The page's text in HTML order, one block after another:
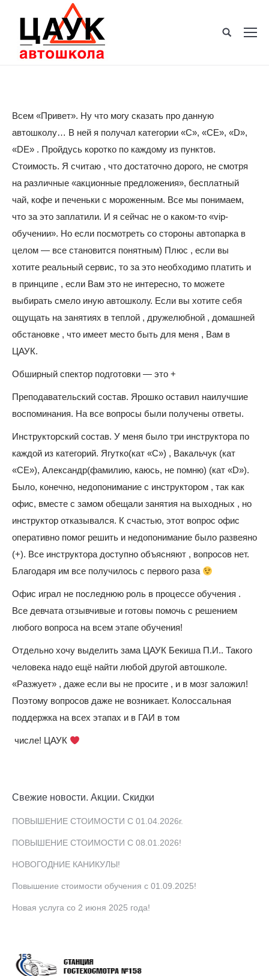
Всем «Привет». Ну что могу сказать про данную
автошколу… В ней я получал категории «С», «СЕ», «D»,
«DE» . Пройдусь коротко по каждому из пунктов.
Стоимость. Я считаю , что достаточно дорого, не смотря
на различные «акционные предложения», бесплатный
чай, кофе и печеньки с мороженным. Все мы понимаем,
что за это заплатили. И я сейчас не о каком-то «vip-
обучении». Но если посмотреть со стороны автопарка в
целом — все становится понятным) Плюс , если вы
хотите реальный сервис, то за это необходимо платить и
в принципе , если Вам это не интересно, то можете
выбирать смело иную автошколу. Если вы хотите себя
ощущать на занятиях в теплой , дружелюбной , домашней
обстановке , что имеет место быть для меня , Вам в
ЦАУК.
Обширный спектор подготовки — это +
Преподавательский состав. Ярошко оставил наилучшие
воспоминания. На все вопросы были получены ответы.
Инструкторский состав. У меня было три инструктора по
каждой из категорий. Ягутко(кат «С») , Вакальчук (кат
«СЕ»), Александр(фамилию, каюсь, не помню) (кат «D»).
Было, конечно, недопонимание с инструктором , так как
офис, вместе с замом обещали занятия на выходных , но
инструктор отказывался. К счастью, этот вопрос офис
оперативно помог решить и недопонимание было развеяно
(+). Все инструктора доступно объясняют , вопросов нет.
Благодаря им все получилось с первого раза
Офис играл не последнюю роль в процессе обучения .
Все девчата отзывчивые и готовы помочь с решением
любого вопроса на всем этапе обучения!
Отдельно хочу выделить зама ЦАУК Бекиша П.И.. Такого
человека надо ещё найти любой другой автошколе.
«Разжует» , даже если вы не просите , и в мозг заложил!
Поэтому вопросов даже не возникает. Колоссальная
поддержка на всех этапах и в ГАИ в том
числе! ЦАУК
Свежие новости. Акции. Скидки
ПОВЫШЕНИЕ СТОИМОСТИ С 01.04.2026г.
ПОВЫШЕНИЕ СТОИМОСТИ С 08.01.2026!
НОВОГОДНИЕ КАНИКУЛЫ!
Повышение стоимости обучения с 01.09.2025!
Новая услуга со 2 июня 2025 года!